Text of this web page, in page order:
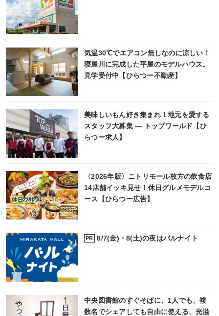
気温30℃でエアコン無しなのに涼しい！
寝屋川に完成した平屋のモデルハウス。
見学受付中【ひらつー不動産】
美味しいもん好き集まれ！地元を愛する
スタッフ大募集 ― トップワールド【ひ
らつー求人】
〈2026年版〉ニトリモール枚方の飲食店
14店舗イッキ見せ！休日グルメモデルコ
ース【ひらつー広告】
PR 8/7(金)・8(土)の夜はバルナイト
中央図書館のすぐそばに、1人でも、複
数名でシェアしても自由に使える、光溢